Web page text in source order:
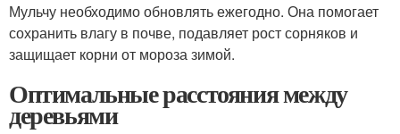
Мульчу необходимо обновлять ежегодно. Она помогает
сохранить влагу в почве, подавляет рост сорняков и
защищает корни от мороза зимой.
Оптимальные расстояния между
деревьями